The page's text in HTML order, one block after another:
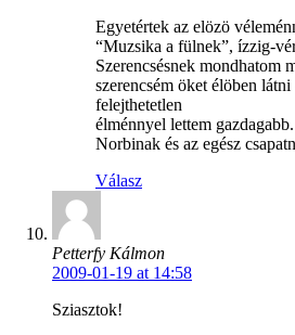
Egyetértek az elözö
“Muzsika a fülnek”, ízzig-
Szerencsésnek mondhatom
szerencsém öket élöben
felejthetetlen
élménnyel lettem
Norbinak és az egész
Válasz
Petterfy Kálmon
2009-01-19 at 14:58
Sziasztok!